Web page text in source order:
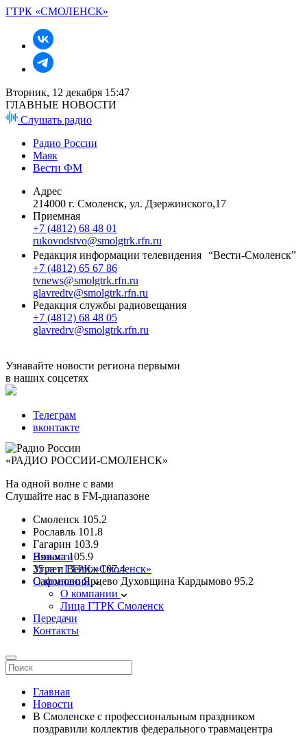
ГТРК «СМОЛЕНСК»
Вторник, 12 декабря 15:47
ГЛАВНЫЕ НОВОСТИ
Слушать радио
Радио России
Маяк
Вести ФМ
Адрес
214000 г. Смоленск, ул. Дзержинского,17
Приемная
+7 (4812) 68 48 01
rukovodstvo@smolgtrk.rfn.ru
Редакция информации телевидения “Вести-Смоленск”
+7 (4812) 65 67 86
tvnews@smolgtrk.rfn.ru
glavredtv@smolgtrk.rfn.ru
Редакция службы радиовещания
+7 (4812) 68 48 05
glavredrv@smolgtrk.rfn.ru
Узнавайте новости региона первыми
в наших соцсетях
Телеграм
вконтакте
«РАДИО РОССИИ-СМОЛЕНСК»
На одной волне с вами
Слушайте нас в FM-диапазоне
Смоленск 105.2
Рославль 101.8
Гагарин 103.9
Вязьма 105.9
Угра и Велиж 107.4
Сафоново Ярцево Духовщина Кардымово 95.2
Новости
35 лет ГТРК «Смоленск»
О компании
О компании
Лица ГТРК Смоленск
Передачи
Контакты
Главная
Новости
В Смоленске с профессиональным праздником
поздравили коллектив федерального травмацентра